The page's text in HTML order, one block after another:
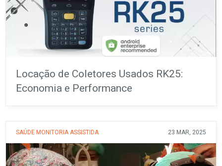
Locação de Coletores Usados RK25:
Economia e Performance
SAÚDE MONITORIA ASSISTIDA 23 MAR, 2025